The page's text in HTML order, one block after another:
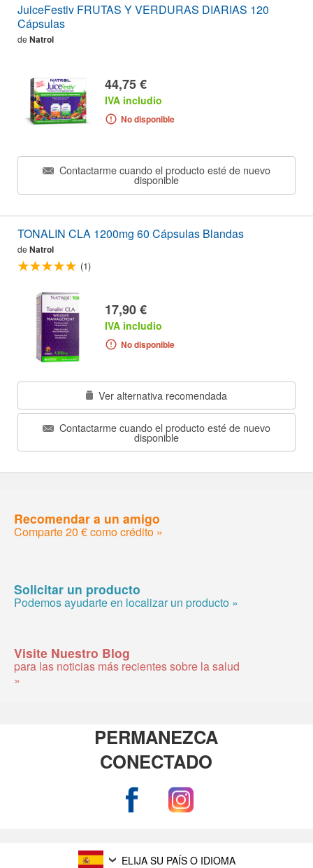
JuiceFestiv FRUTAS Y VERDURAS DIARIAS 120
Cápsulas
de Natrol
44,75 €
IVA includio
No disponible
Contactarme cuando el producto esté de nuevo
disponible
TONALIN CLA 1200mg 60 Cápsulas Blandas
de Natrol
(1)
17,90 €
IVA includio
No disponible
Ver alternativa recomendada
Contactarme cuando el producto esté de nuevo
disponible
Recomendar a un amigo
Comparte 20 € como crédito »
Solicitar un producto
Podemos ayudarte en localizar un producto »
Visite Nuestro Blog
para las noticias más recientes sobre la salud
»
PERMANEZCA
CONECTADO
ELIJA SU PAÍS O IDIOMA